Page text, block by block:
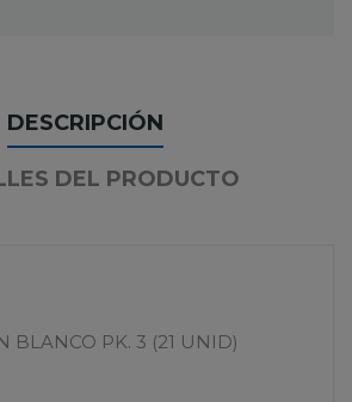
DESCRIPCIÓN
DEL PRODUCTO
BLANCO PK. 3 (21 UNID)